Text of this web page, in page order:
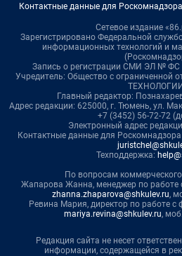
Контактные данные для
Сетевое издание
Зарегистрировано Федеральной
информационных технологий и
Запись о регистрации СМИ ЭЛ № ФС
Учредитель: Общество с ограниченной
Главный редактор:
Адрес редакции: 625000, г. Тюмень, ул.
+7 (3452) 56-72-72
Электронный адрес
Контактные данные для
Техподдержка:
По вопросам
Жапарова Жанна, менеджер по работе
zhanna.zhaparova@shkulev.ru,
Ревина Мария, директор по работе
mariya.revina@shkulev.ru,
Редакция сайта не несет
информации, содержащейся в